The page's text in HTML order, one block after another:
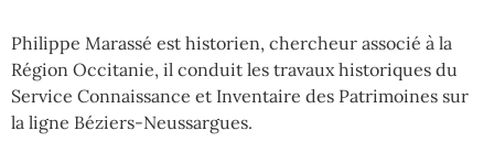
Philippe Marassé est historien, chercheur associé à la
Région Occitanie, il conduit les travaux historiques du
Service Connaissance et Inventaire des Patrimoines sur
la ligne Béziers-Neussargues.